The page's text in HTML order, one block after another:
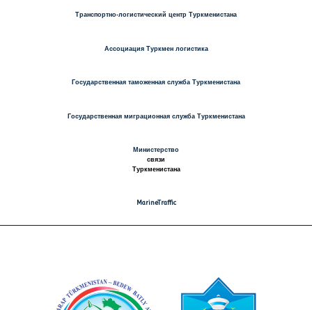
Транспортно-логистический центр Туркменистана
Ассоциация Туркмен логистика
Государственная таможенная служба Туркменистана
Государственная миграционная служба Туркменистана
Министерство
связи
Туркменистана
MarineTraffic